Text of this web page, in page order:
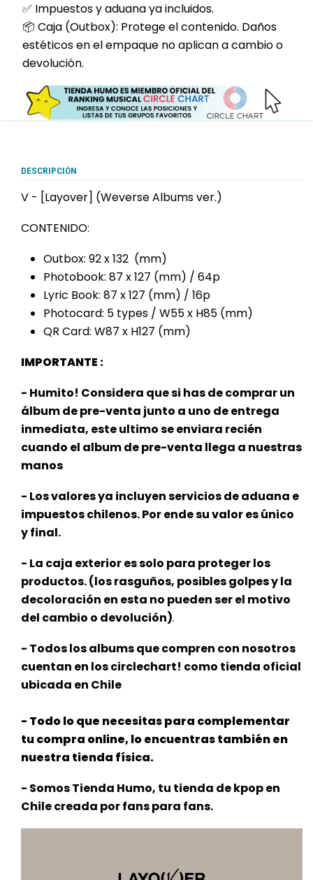
✅ Impuestos y aduana ya incluidos.
📦 Caja (Outbox): Protege el contenido. Daños
estéticos en el empaque no aplican a cambio o
devolución.
DESCRIPCIÓN
V - [Layover] (Weverse Albums ver.)
CONTENIDO:
Outbox: 92 x 132 (mm)
Photobook: 87 x 127 (mm) / 64p
Lyric Book: 87 x 127 (mm) / 16p
Photocard: 5 types / W55 x H85 (mm)
QR Card: W87 x H127 (mm)
IMPORTANTE :
- Humito! Considera que si has de comprar un
álbum de pre-venta junto a uno de entrega
inmediata, esteultimo se enviara recién
cuando el album de pre-venta llega a nuestras
manos
- Los valores ya incluyen servicios de aduana e
impuestos chilenos. Por ende su valor es único
y final.
- La caja exterior es solo para proteger los
productos. (los rasguños, posibles golpes y la
decoloración en esta no pueden ser el motivo
del cambio o devolución).
- Todos los albums que compren con nosotros
cuentan en los circlechart! como tienda oficial
ubicada en Chile
- Todo lo que necesitas para complementar
tu compra online, lo encuentras también en
nuestra tienda física.
- Somos Tienda Humo, tu tienda de kpop en
Chile creada por fans para fans.